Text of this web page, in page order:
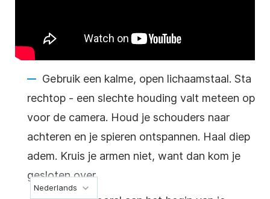
Gebruik een kalme, open lichaamstaal. Sta
rechtop - een slechte houding valt meteen op
voor de camera. Houd je schouders naar
achteren en je spieren ontspannen. Haal diep
adem. Kruis je armen niet, want dan kom je
gesloten over.
Nederlands